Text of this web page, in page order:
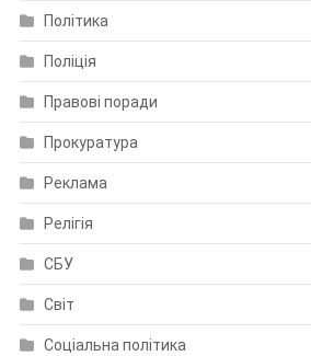
Політика
Поліція
Правові поради
Прокуратура
Реклама
Релігія
СБУ
Світ
Соціальна політика